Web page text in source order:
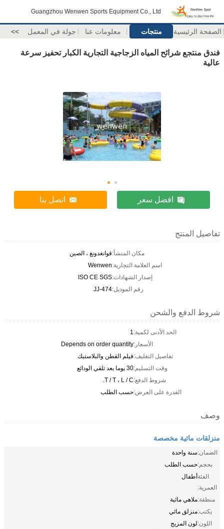
Guangzhou Wenwen Sports Equipment Co., Ltd
الصفحة الرئيسية منتجات معلومات عنا جولة في المعمل >>
فندق منتجع شرائح المياه الزجاجية التجارية الكبار تحفيز سرعة
عالية
افضل سعر اتصل بنا
تفاصيل المنتج
مكان المنشأ:قوانغدونغ ، الصين
اسم العلامة التجارية:Wenwen
إصدار الشهادات:ISO CE SGS
رقم الموديل:JJ-474
شروط الدفع والشحن
الحد الأدنى لكمية:1
الأسعار:Depends on order quantity
تفاصيل التغليف:فيلم القطن والبلاستيك
وقت التسليم:30 يوما بعد تلقي الودائع
شروط الدفع:T / T ، L / C.
القدرة على العرض:حسب الطلب
وصف
منزلقات مائية مخصصة
الضمان:سنة واحدة
بحجم:حسب الطلب
الفئة
العمرية:
أطفال
منطقة:ملاهي مائية
يكتب:منزلق مائي
اللون:لون المزيج